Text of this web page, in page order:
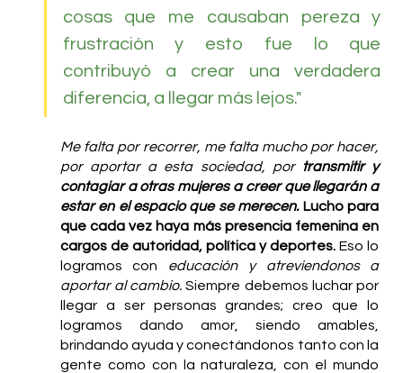
cosas que me causaban pereza y
frustración y esto fue lo que
contribuyó a crear una verdadera
diferencia, a llegar más lejos."
Me falta por recorrer, me falta mucho por hacer,
por aportar a esta sociedad, por transmitir y
contagiar a otras mujeres a creer que llegarán a
estar en el espacio que se merecen. Lucho para
que cada vez haya más presencia femenina en
cargos de autoridad, política y deportes. Eso lo
logramos con educación y atreviendonos a
aportar al cambio. Siempre debemos luchar por
llegar a ser personas grandes; creo que lo
logramos dando amor, siendo amables,
brindando ayuda y conectándonos tanto con la
gente como con la naturaleza, con el mundo